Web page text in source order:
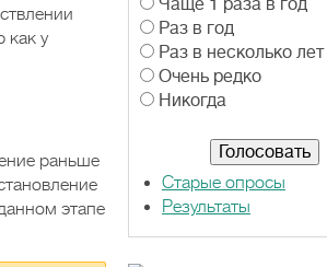
как у
раньше
этапе
В
а
р
и
а
Чаще 1 раза в год
Раз в год
Раз в несколько лет
Очень редко
Никогда
Старые опросы
Результаты